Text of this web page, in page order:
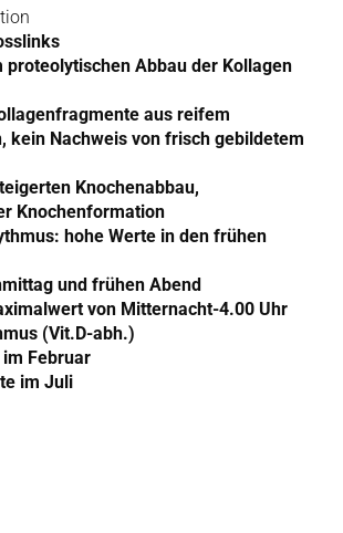
proteolytischen Abbau der Kollagen
aus reifem
kein Nachweis von frisch gebildetem
Knochenabbau,
Knochenformation
hohe Werte in den frühen
und frühen Abend
von Mitternacht-4.00 Uhr
(Vit.D-abh.)
Februar
im Juli